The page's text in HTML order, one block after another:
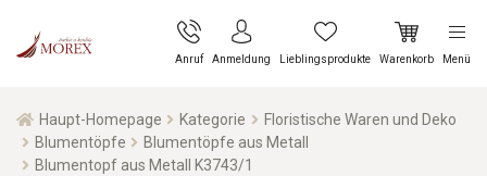
Anruf Anmeldung Lieblingsprodukte Warenkorb Menü
Haupt-Homepage Kategorie
Floristische Waren und Deko
Blumentöpfe
Blumentöpfe aus Metall
Blumentopf aus Metall K3743/1